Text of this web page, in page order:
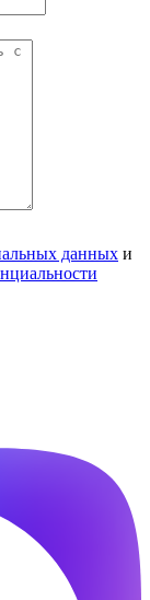
данных и